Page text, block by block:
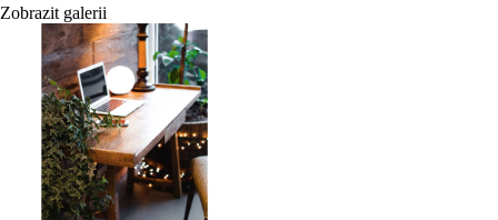
Zobrazit galerii